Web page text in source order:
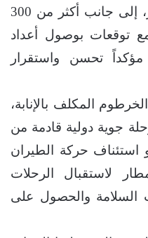
من 30 حافلة قادمة من مصر، إلى جانب أكثر من 300
توقعات بوصول أعداد
مؤكداً تحسن واستقرار
المكلف بالإنابة،
جوية دولية قادمة من
استئناف حركة الطيران
لاستقبال الرحلات
السلامة والحصول على